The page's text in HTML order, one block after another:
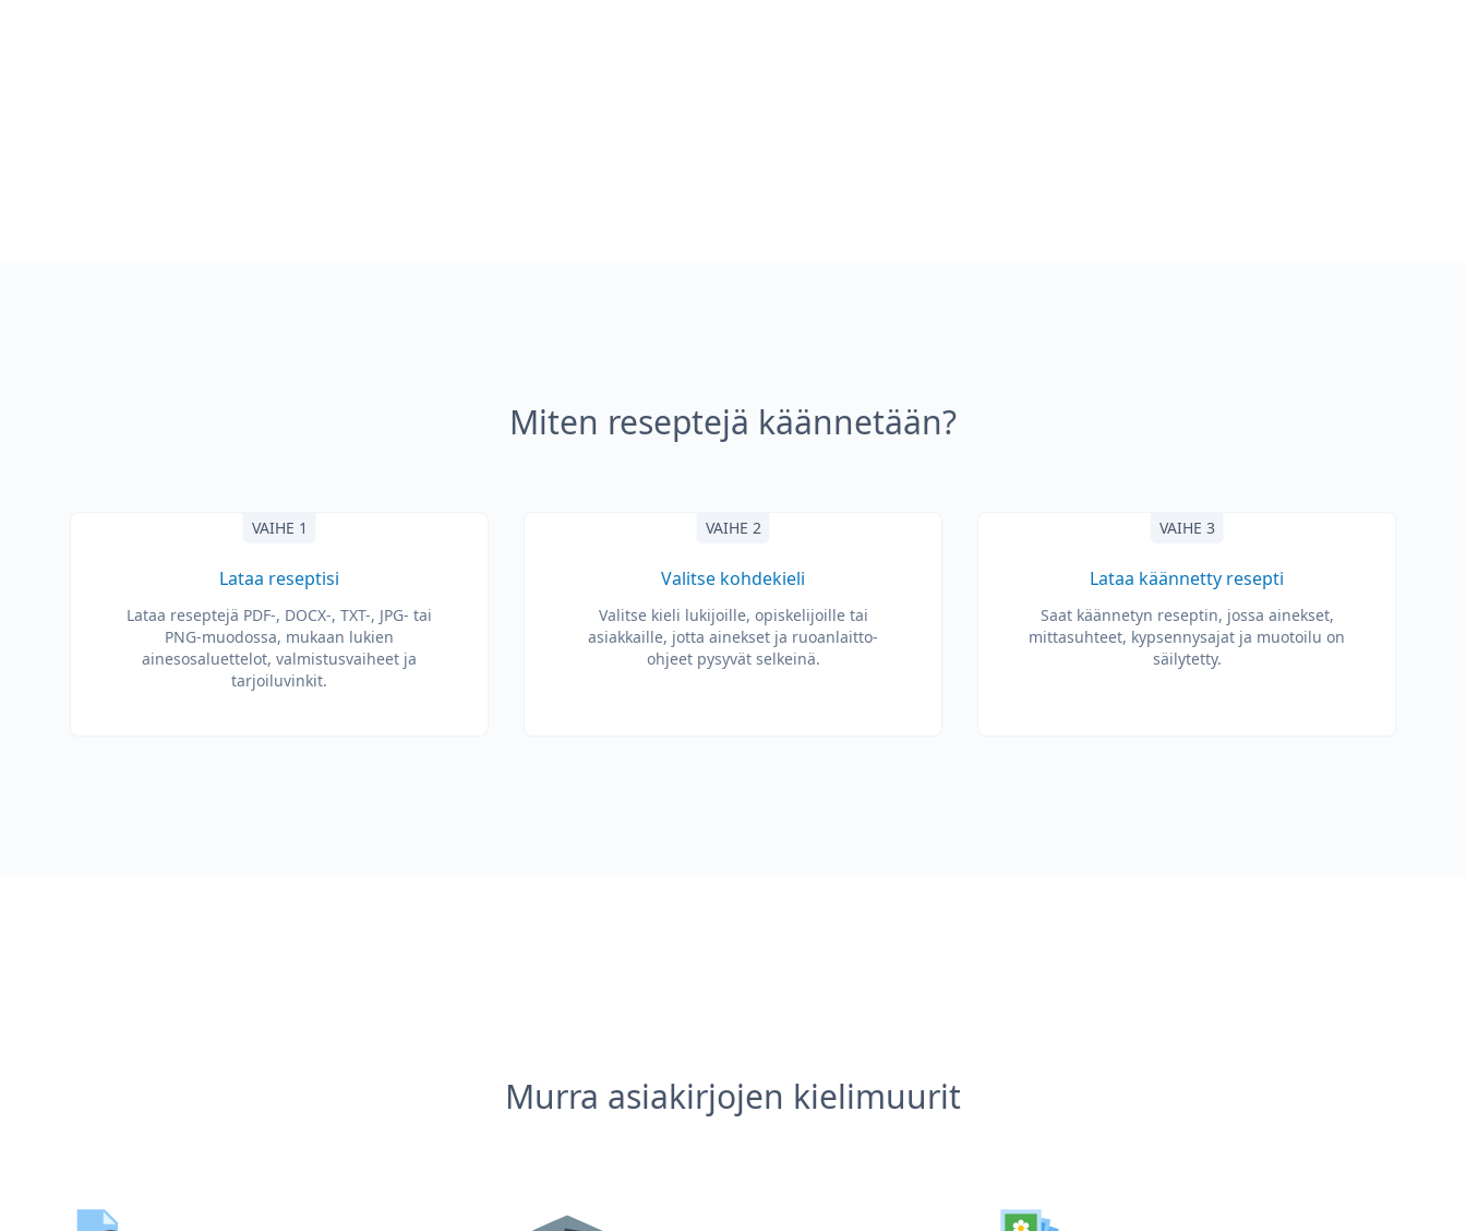
Miten reseptejä käännetään?
VAIHE 1
Lataa reseptisi
Lataa reseptejä PDF-, DOCX-, TXT-, JPG- tai
PNG-muodossa, mukaan lukien
ainesosaluettelot, valmistusvaiheet ja
tarjoiluvinkit.
VAIHE 2
Valitse kohdekieli
Valitse kieli lukijoille, opiskelijoille tai
asiakkaille, jotta ainekset ja ruoanlaitto-
ohjeet pysyvät selkeinä.
VAIHE 3
Lataa käännetty resepti
Saat käännetyn reseptin, jossa ainekset,
mittasuhteet, kypsennysajat ja muotoilu on
säilytetty.
Murra asiakirjojen kielimuurit